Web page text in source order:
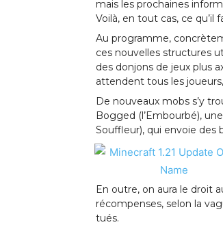
mais les prochaines
Voilà, en tout cas, ce
Au programme,
ces nouvelles structures
des donjons de jeux plus
attendent tous les
De nouveaux mobs s’y
Bogged (l’Embourbé),
Souffleur), qui envoie des
En outre, on aura le droit
récompenses, selon la
tués.